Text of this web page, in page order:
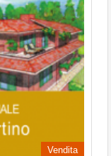
Vendita